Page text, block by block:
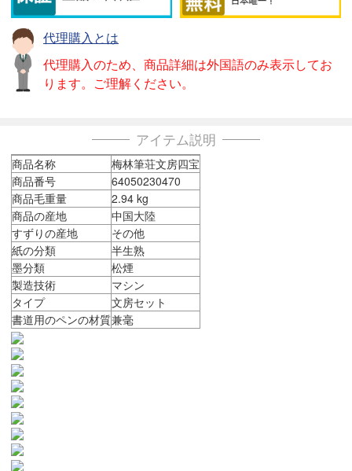
代理購入とは
代理購入のため、商品詳細は外国語のみ表示してお
ります。ご理解ください。
アイテム説明
商品名称
梅林筆荘文房四宝
商品番号
64050230470
商品毛重量
2.94 kg
商品の産地
中国大陸
すずりの産地
その他
紙の分類
半生熟
墨分類
松煙
製造技術
マシン
タイプ
文房セット
書道用のペンの材質兼毫